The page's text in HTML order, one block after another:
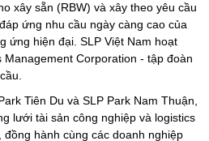
xây sẵn (RBW) và xây theo yêu cầu
ứng nhu cầu ngày càng cao của
ứng hiện đại. SLP Việt Nam hoạt
Corporation - tập đoàn
Tiên Du và SLP Park Nam Thuận,
lưới tài sản công nghiệp và logistics
hành cùng các doanh nghiệp